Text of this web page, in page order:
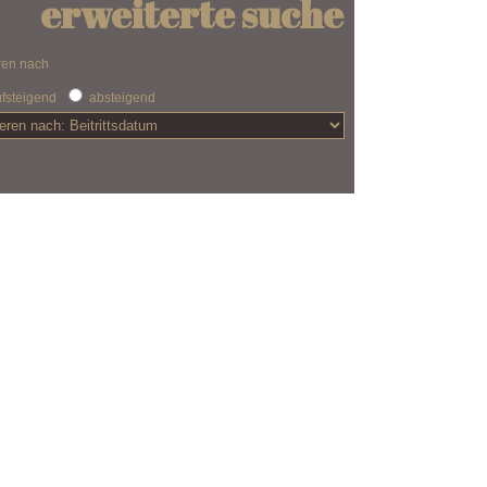
erweiterte suche
nach
absteigend